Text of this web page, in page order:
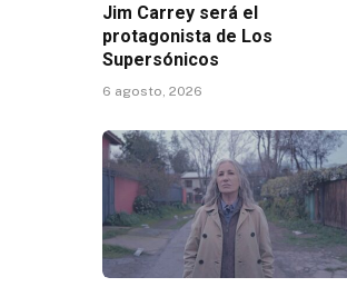
Jim Carrey será el
protagonista de Los
Supersónicos
6 agosto, 2026